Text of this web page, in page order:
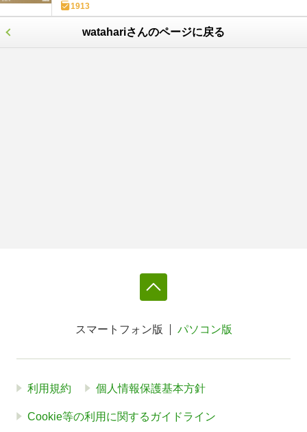
1913
watahariさんのページに戻る
スマートフォン版 パソコン版
利用規約 個人情報保護基本方針
Cookie等の利用に関するガイドライン